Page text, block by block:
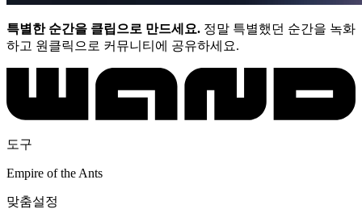
특별한 순간을 클립으로 만드세요. 정말 특별했던 순간을 녹화
하고 원클릭으로 커뮤니티에 공유하세요.
도구
Empire of the Ants
맞춤설정